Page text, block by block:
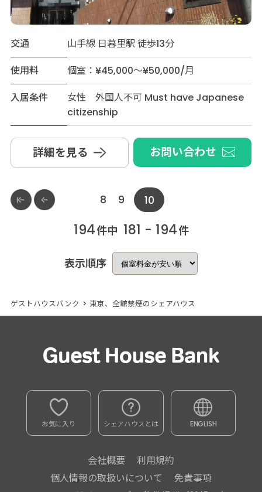
交通
山手線 日暮里駅 徒歩13分
使用料
個室：¥45,000～¥50,000/月
入居条件
女性 外国人不可 Must have Japanese
citizenship
詳細を見る お問い合わせ
8 9 10
194件中 181 - 194件
表示順序
ゲストハウスバンク > 東京、全館禁煙のシェアハウス
お気に入り シェアハウスとは ENGLISH
会社概要
利用規約
個人情報の取扱いについて
免責事項